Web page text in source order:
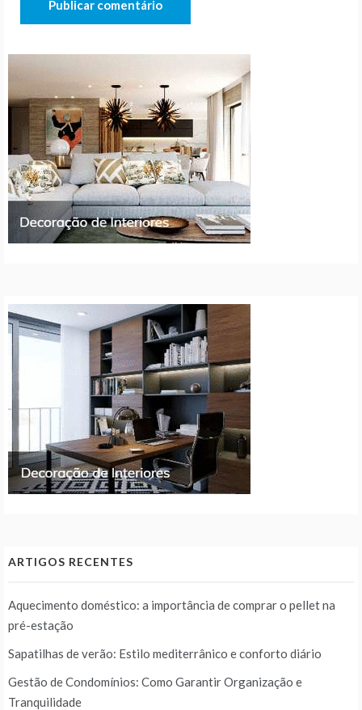
ARTIGOS RECENTES
Aquecimento doméstico: a importância de comprar o pellet na
pré-estação
Sapatilhas de verão: Estilo mediterrânico e conforto diário
Gestão de Condomínios: Como Garantir Organização e
Tranquilidade